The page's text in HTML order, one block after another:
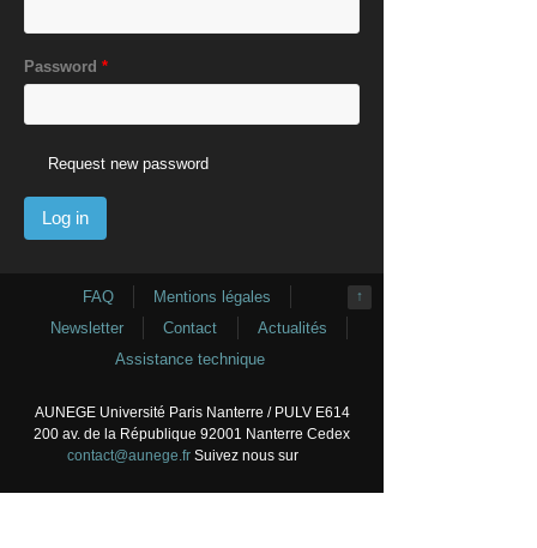
Password *
Request new password
↑
FAQ
Mentions légales
Newsletter
Contact
Actualités
Assistance technique
AUNEGE Université Paris Nanterre / PULV E614
200 av. de la République 92001 Nanterre Cedex
contact@aunege.frSuivez nous sur